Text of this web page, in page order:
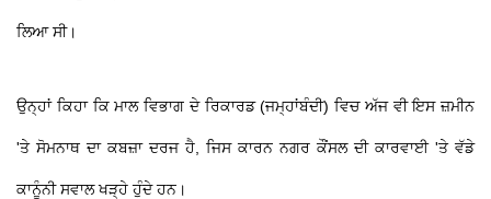
ਲਿਆ ਸੀ।
ਉਨ੍ਹਾਂ ਕਿਹਾ ਕਿ ਮਾਲ ਵਿਭਾਗ ਦੇ ਰਿਕਾਰਡ (ਜਮ੍ਹਾਂਬੰਦੀ) ਵਿਚ ਅੱਜ ਵੀ ਇਸ ਜ਼ਮੀਨ
'ਤੇ ਸੋਮਨਾਥ ਦਾ ਕਬਜ਼ਾ ਦਰਜ ਹੈ, ਜਿਸ ਕਾਰਨ ਨਗਰ ਕੌਂਸਲ ਦੀ ਕਾਰਵਾਈ 'ਤੇ ਵੱਡੇ
ਕਾਨੂੰਨੀ ਸਵਾਲ ਖੜ੍ਹੇ ਹੁੰਦੇ ਹਨ।